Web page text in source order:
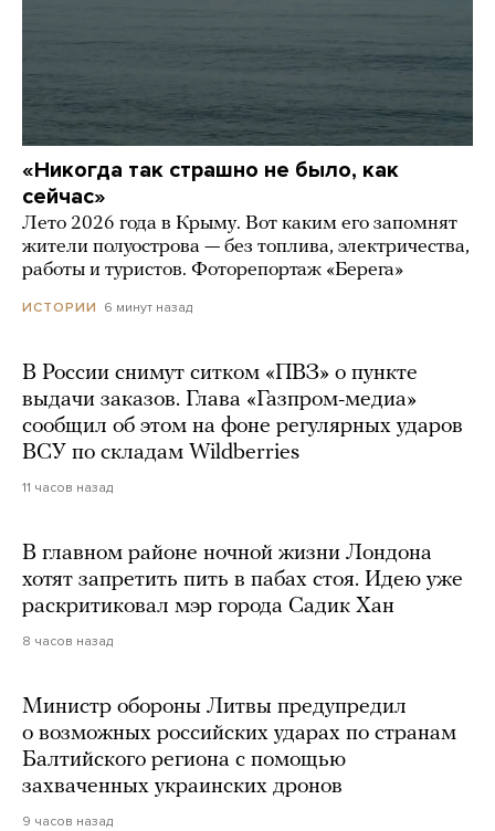
«Никогда так страшно не было, как
сейчас»
Лето 2026 года в Крыму. Вот каким его запомнят
жители полуострова — без топлива, электричества,
работы и туристов. Фоторепортаж «Берега»
ИСТОРИИ 6 минут назад
В России снимут ситком «ПВЗ» о пункте
выдачи заказов. Глава «Газпром-медиа»
сообщил об этом на фоне регулярных ударов
ВСУ по складам Wildberries
11 часов назад
В главном районе ночной жизни Лондона
хотят запретить пить в пабах стоя. Идею уже
раскритиковал мэр города Садик Хан
8 часов назад
Министр обороны Литвы предупредил
о возможных российских ударах по странам
Балтийского региона с помощью
захваченных украинских дронов
9 часов назад